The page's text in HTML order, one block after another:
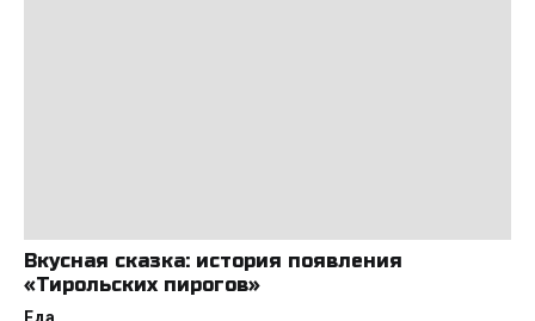
Вкусная сказка: история появления
«Тирольских пирогов»